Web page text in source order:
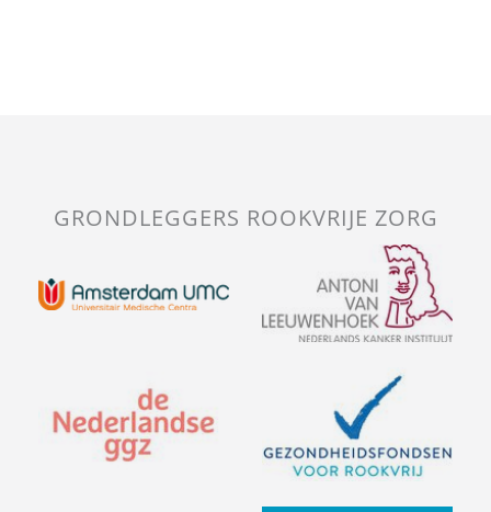
GRONDLEGGERS ROOKVRIJE ZORG